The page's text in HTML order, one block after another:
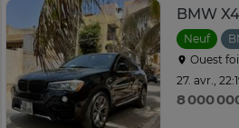
BMW
Neuf
Ouest
27. avr.,
8 000